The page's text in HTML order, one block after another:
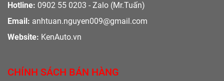
Hotline: 0902 55 0203 - Zalo (Mr.Tuấn)
Email: anhtuan.nguyen009@gmail.com
Website: KenAuto.vn
CHÍNH SÁCH BÁN HÀNG